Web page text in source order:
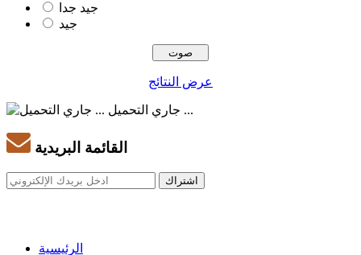
جيد جدا
جيد
عرض النتائج
جاري التحميل ...
القائمة البريدية
الرئيسية